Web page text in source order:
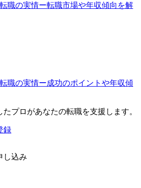
職の実情ー転職市場や年収傾向を解
職の実情ー成功のポイントや年収傾
たプロがあなたの転職を支援します。
録
し込み